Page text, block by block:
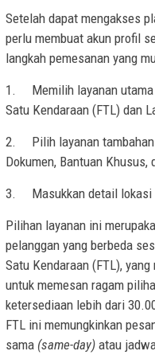
Setelah dapat mengakses
perlu membuat akun profil
langkah pemesanan yang
1. Memilih layanan
Satu Kendaraan (FTL) dan
2. Pilih layanan
Dokumen, Bantuan Khusus,
3. Masukkan detail
Pilihan layanan ini
pelanggan yang berbeda
Satu Kendaraan (FTL),
untuk memesan ragam
ketersediaan lebih dari
FTL ini memungkinkan
sama (same-day) atau